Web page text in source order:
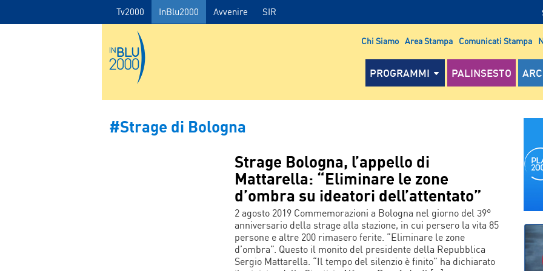
Tv2000 InBlu2000 Avvenire SIR
Chi Siamo Area Stampa Comunicati Stampa
PROGRAMMI PALINSESTO
#Strage di Bologna
Strage Bologna, l’appello di
Mattarella: “Eliminare le zone
d’ombra su ideatori dell’attentato”
2 agosto 2019 Commemorazioni a Bologna nel giorno del 39°
anniversario della strage alla stazione, in cui persero la vita 85
persone e altre 200 rimasero ferite. “Eliminare le zone
d’ombra”. Questo il monito del presidente della Repubblica
Sergio Mattarella. “Il tempo del silenzio è finito” ha dichiarato